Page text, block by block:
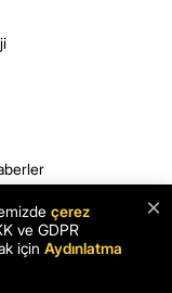
×
çerez
ve GDPR
için Aydınlatma